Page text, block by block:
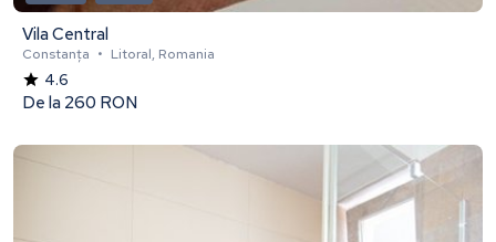
Vila Central
Constanța • Litoral, Romania
4.6
De la 260 RON